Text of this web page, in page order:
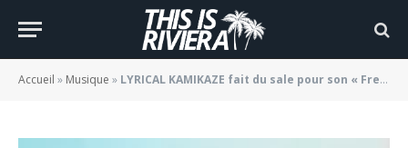
Accueil » Musique » LYRICAL KAMIKAZE fait du sale pour son « Freestyle Kamikaze 2 »
Kamikaze 2 »
BY JADE MORGANE BLOGGER 15/09/2022